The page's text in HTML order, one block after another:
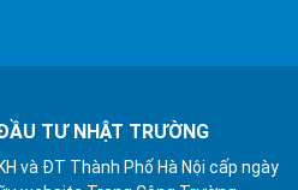
TƯ NHẬT TRƯỜNG
và ĐT Thành Phố Hà Nội cấp ngày